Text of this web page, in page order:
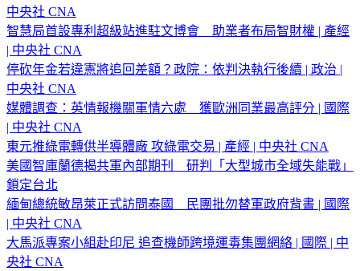
中央社 CNA
智慧局首設專利超級站進駐文博會 助業者布局智財權 | 產經
| 中央社 CNA
停砍年金若違憲將追回差額？政院：依判決執行後續 | 政治 |
中央社 CNA
媒體調查：英情報機關軍情六處 獲歐洲同業最高評分 | 國際
| 中央社 CNA
東元推綠電轉供半導體廠 攻綠電交易 | 產經 | 中央社 CNA
美國智庫蘭德揭共軍內部期刊 研判「大型城市全域失能戰」
鎖定台北
緬甸總統敏昂萊正式訪問泰國 民團批勿替軍政府背書 | 國際
| 中央社 CNA
大馬派專案小組赴印尼 追查機師跨境運毒集團網絡 | 國際 | 中
央社 CNA